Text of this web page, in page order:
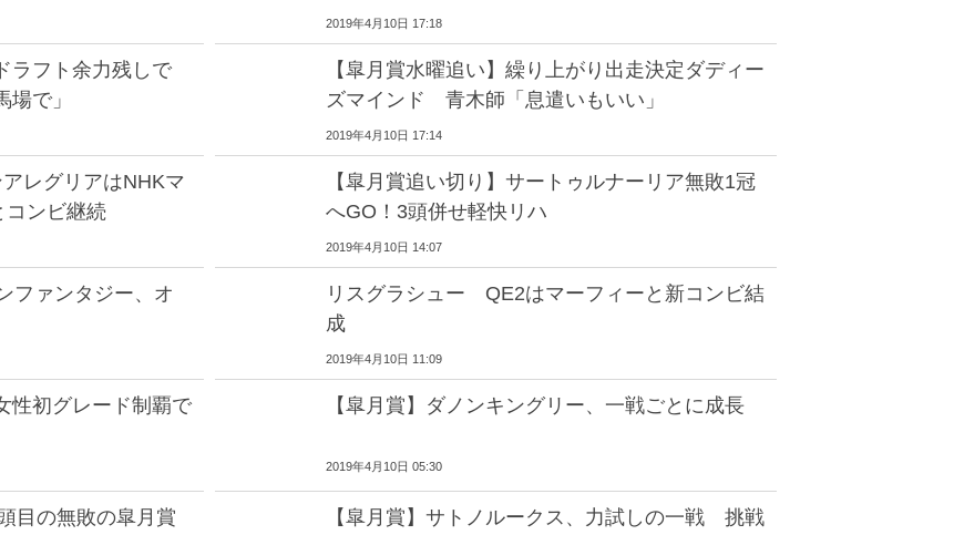
2019年4月10日 17:18
ラフト余力残しで
で」
【皐月賞水曜追い】繰り上がり出走決定ダディー
ズマインド 青木師「息遣いもいい」
2019年4月10日 17:14
レグリアはNHKマ
ンビ継続
【皐月賞追い切り】サートゥルナーリア無敗1冠
へGO！3頭併せ軽快リハ
2019年4月10日 14:07
ファンタジー、オ
リスグラシュー QE2はマーフィーと新コンビ結
成
2019年4月10日 11:09
性初グレード制覇で
【皐月賞】ダノンキングリー、一戦ごとに成長
2019年4月10日 05:30
目の無敗の皐月賞
【皐月賞】サトノルークス、力試しの一戦 挑戦